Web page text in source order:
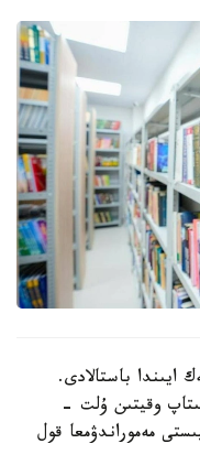
ايىندا باستالادى.
وقيتىن ۇلت -
مەموراندۋمعا قول